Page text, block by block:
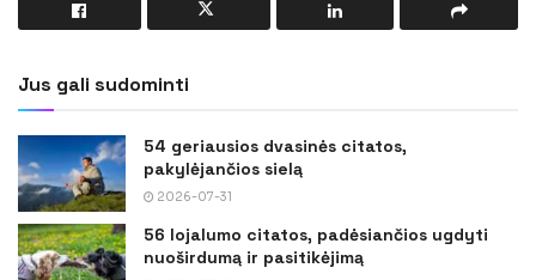
Jus gali sudominti
54 geriausios dvasinės citatos,
pakylėjančios sielą
2026-07-31
56 lojalumo citatos, padėsiančios ugdyti
nuoširdumą ir pasitikėjimą